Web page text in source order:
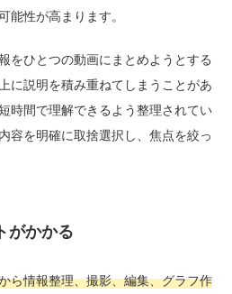
能性が高まります。
をひとつの動画にまとめようとする
に説明を積み重ねてしまうことがあ
時間で理解できるよう整理されてい
容を明確に取捨選択し、焦点を絞っ
がかかる
ら情報整理、撮影、編集、グラフ作